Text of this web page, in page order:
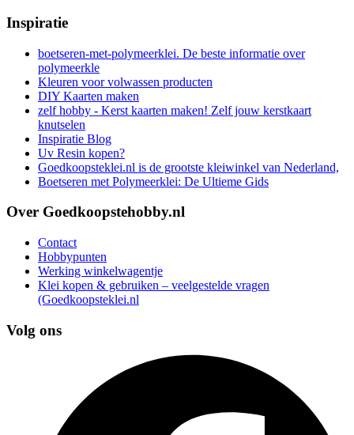
Inspiratie
boetseren-met-polymeerklei. De beste informatie over
polymeerkle
Kleuren voor volwassen producten
DIY Kaarten maken
zelf hobby - Kerst kaarten maken! Zelf jouw kerstkaart
knutselen
Inspiratie Blog
Uv Resin kopen?
Goedkoopsteklei.nl is de grootste kleiwinkel van Nederland,
Boetseren met Polymeerklei: De Ultieme Gids
Over Goedkoopstehobby.nl
Contact
Hobbypunten
Werking winkelwagentje
Klei kopen & gebruiken – veelgestelde vragen
(Goedkoopsteklei.nl
Volg ons